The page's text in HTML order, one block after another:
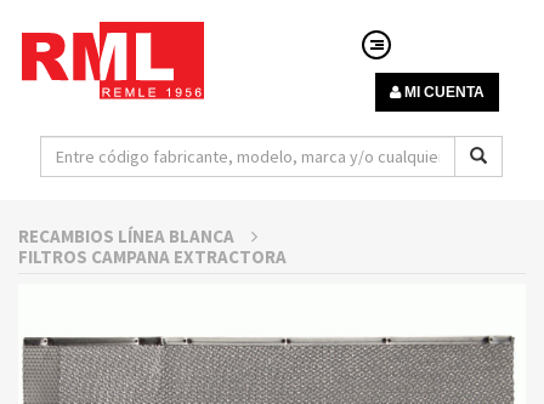
MI CUENTA
RECAMBIOS LÍNEA BLANCA
FILTROS CAMPANA EXTRACTORA